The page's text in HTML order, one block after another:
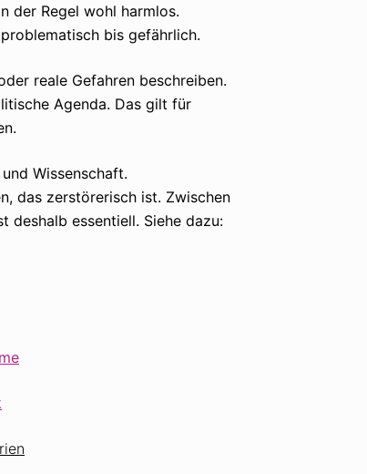
der Regel wohl harmlos.
bis gefährlich.
reale Gefahren beschreiben.
Agenda. Das gilt für
Wissenschaft.
das zerstörerisch ist. Zwischen
deshalb essentiell. Siehe dazu: